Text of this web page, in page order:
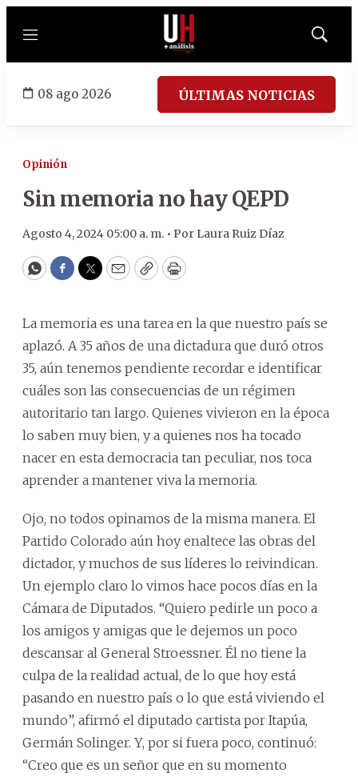
Menú
Mostrar
08 ago 2026 ÚLTIMAS NOTICIAS
Opinión
Sin memoria no hay QEPD
Agosto 4, 2024 05:00 a. m. • Por Laura Ruiz Díaz
WhatsApp
Facebook
Twitter
EmailCopyPrint
La memoria es una tarea en la que nuestro país se
aplazó. A 35 años de una dictadura que duró otros
35, aún tenemos pendiente recordar e identificar
cuáles son las consecuencias de un régimen
autoritario tan largo. Quienes vivieron en la época
lo saben muy bien, y a quienes nos ha tocado
nacer en esta democracia tan peculiar, nos toca
aprender a mantener viva la memoria.
Ojo, no todos opinamos de la misma manera. El
Partido Colorado aún hoy enaltece las obras del
dictador, y muchos de sus líderes lo reivindican.
Un ejemplo claro lo vimos hace pocos días en la
Cámara de Diputados. “Quiero pedirle un poco a
los amigos y amigas que le dejemos un poco
descansar al General Stroessner. Él no tiene la
culpa de la realidad actual, de lo que hoy está
pasando en nuestro país o lo que está viviendo el
mundo”, afirmó el diputado cartista por Itapúa,
Germán Solinger. Y, por si fuera poco, continuó:
“Creo que es un señor que en su momento